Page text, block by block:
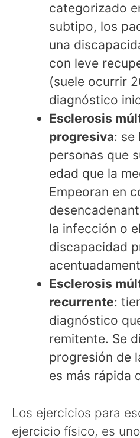
categorizado
subtipo, los
una
con leve
(suele ocurrir
diagnóstico
Esclerosis
progresiva: se
personas que
edad que la
Empeoran en
la infección o
discapacidad
Esclerosis
recurrente:
diagnóstico
remitente. Se
progresión de
es más rápida
Los ejercicios para
ejercicio físico, es